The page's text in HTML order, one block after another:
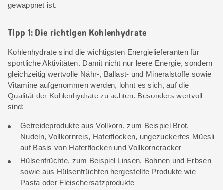
gewappnet ist.
Tipp 1: Die richtigen Kohlenhydrate
Kohlenhydrate sind die wichtigsten Energielieferanten für
sportliche Aktivitäten. Damit nicht nur leere Energie, sondern
gleichzeitig wertvolle Nähr-, Ballast- und Mineralstoffe sowie
Vitamine aufgenommen werden, lohnt es sich, auf die
Qualität der Kohlenhydrate zu achten. Besonders wertvoll
sind:
Getreideprodukte aus Vollkorn, zum Beispiel Brot,
Nudeln, Vollkornreis, Haferflocken, ungezuckertes Müesli
auf Basis von Haferflocken und Vollkorncracker
Hülsenfrüchte, zum Beispiel Linsen, Bohnen und Erbsen
sowie aus Hülsenfrüchten hergestellte Produkte wie
Pasta oder Fleischersatzprodukte